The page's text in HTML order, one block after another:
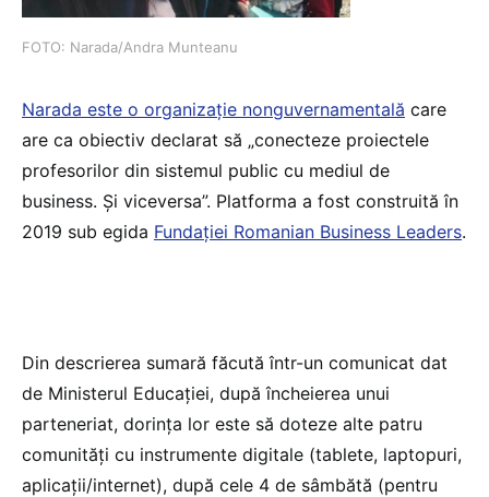
FOTO: Narada/Andra Munteanu
Narada este o organizație nonguvernamentală care
are ca obiectiv declarat să „conecteze proiectele
profesorilor din sistemul public cu mediul de
business. Și viceversa”. Platforma a fost construită în
2019 sub egida Fundației Romanian Business Leaders.
Din descrierea sumară făcută într-un comunicat dat
de Ministerul Educației, după încheierea unui
parteneriat, dorința lor este să doteze alte patru
comunități cu instrumente digitale (tablete, laptopuri,
aplicații/internet), după cele 4 de sâmbătă (pentru